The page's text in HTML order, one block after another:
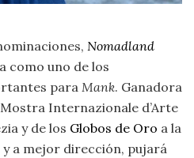
Nomadland
como uno de los
paraMank. Ganadora
Internazionale d’Arte
y de los Globos de Oro a la
a mejor dirección, pujará